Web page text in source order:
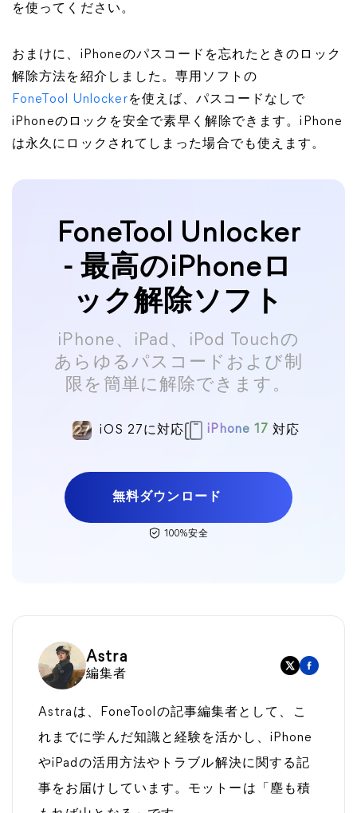
を使ってください。
おまけに、iPhoneのパスコードを忘れたときのロック
解除方法を紹介しました。専用ソフトの
FoneTool Unlockerを使えば、パスコードなしで
iPhoneのロックを安全で素早く解除できます。iPhone
は永久にロックされてしまった場合でも使えます。
FoneTool Unlocker
- 最高のiPhoneロ
ック解除ソフト
iPhone、iPad、iPod Touchの
あらゆるパスコードおよび制
限を簡単に解除できます。
iOS 27に対応 iPhone 17 対応
無料ダウンロード
100%安全
Astra
編集者
Astraは、FoneToolの記事編集者として、こ
れまでに学んだ知識と経験を活かし、iPhone
やiPadの活用方法やトラブル解決に関する記
事をお届けしています。モットーは「塵も積